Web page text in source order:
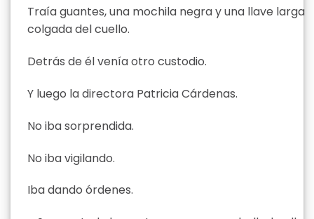
Traía guantes, una mochila negra y una llave larga
colgada del cuello.
Detrás de él venía otro custodio.
Y luego la directora Patricia Cárdenas.
No iba sorprendida.
No iba vigilando.
Iba dando órdenes.